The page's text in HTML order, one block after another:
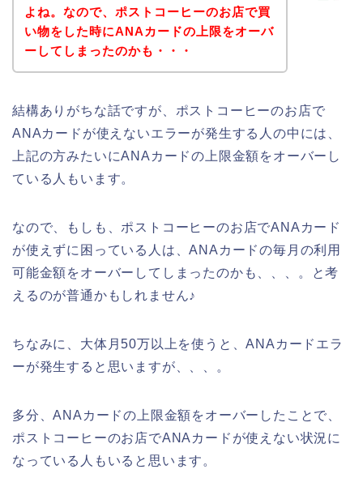
よね。なので、ポストコーヒーのお店で買
い物をした時にANAカードの上限をオーバ
ーしてしまったのかも・・・
結構ありがちな話ですが、ポストコーヒーのお店で
ANAカードが使えないエラーが発生する人の中には、
上記の方みたいにANAカードの上限金額をオーバーし
ている人もいます。
なので、もしも、ポストコーヒーのお店でANAカード
が使えずに困っている人は、ANAカードの毎月の利用
可能金額をオーバーしてしまったのかも、、、。と考
えるのが普通かもしれません♪
ちなみに、大体月50万以上を使うと、ANAカードエラ
ーが発生すると思いますが、、、。
多分、ANAカードの上限金額をオーバーしたことで、
ポストコーヒーのお店でANAカードが使えない状況に
なっている人もいると思います。